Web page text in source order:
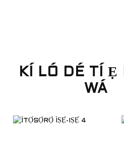
KÍ LÓ DÉ TÍ Ẹ
WÁ